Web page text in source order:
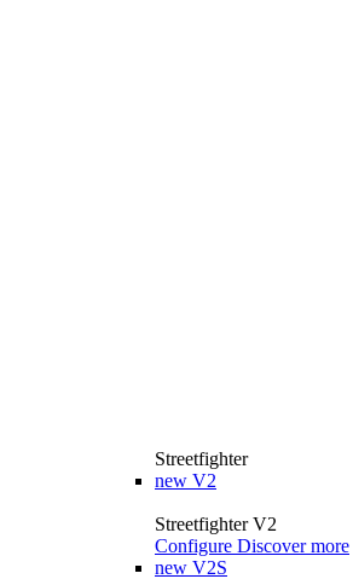
Streetfighter
new V2
Streetfighter V2
Configure Discover more
new V2S